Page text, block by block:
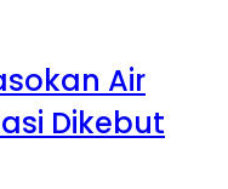
Air
Dikebut